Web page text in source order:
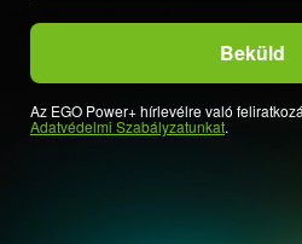
Az EGO Power+ hírlevélre való
Adatvédelmi Szabályzatunkat.